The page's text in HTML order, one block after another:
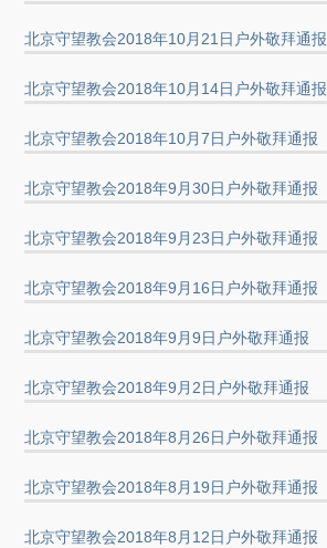
北京守望教会2018年10月21日户外敬拜通报
北京守望教会2018年10月14日户外敬拜通报
北京守望教会2018年10月7日户外敬拜通报
北京守望教会2018年9月30日户外敬拜通报
北京守望教会2018年9月23日户外敬拜通报
北京守望教会2018年9月16日户外敬拜通报
北京守望教会2018年9月9日户外敬拜通报
北京守望教会2018年9月2日户外敬拜通报
北京守望教会2018年8月26日户外敬拜通报
北京守望教会2018年8月19日户外敬拜通报
北京守望教会2018年8月12日户外敬拜通报